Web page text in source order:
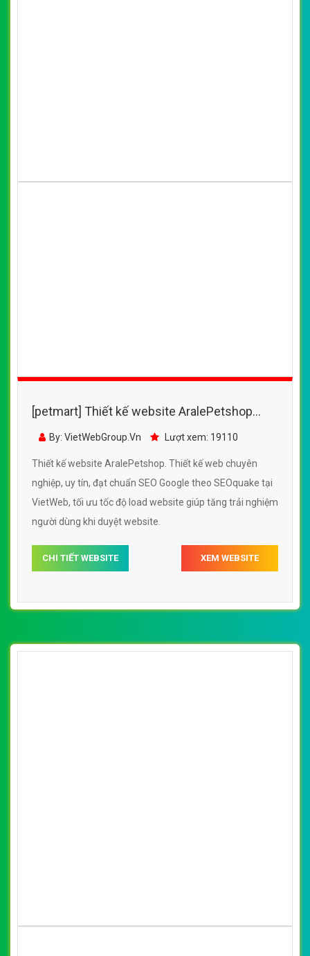
[petmart] Thiết kế website phòng khám thú y
đẹp, chuyên nghiệp chuẩn SEO
By: VietWebGroup.Vn Lượt xem: 115600
Thiết kế website phòng khám thú y. Thiết kế web chuyên
VietWeb, tối ưu tốc độ load website giúp tăng trải nghiệm
người dùng khi duyệt website.
CHI TIẾT WEBSITE XEM WEBSITE